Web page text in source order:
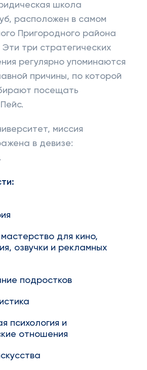
школа
расположен в самом
Пригородного района
три стратегических
регулярно упоминаются
причины, по которой
посещать
миссия
в девизе:
для кино,
озвучки и рекламных
подростков
психология и
отношения